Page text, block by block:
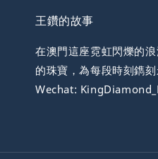
王鑽的故事
在澳門這座霓虹閃爍的
的珠寶，為每段時刻鐫
Wechat: